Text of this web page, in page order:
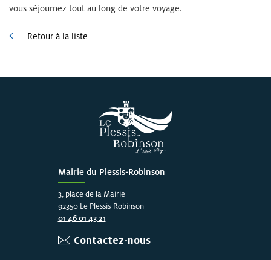
vous séjournez tout au long de votre voyage.
Retour à la liste
Retour à la liste
Mairie du Plessis-Robinson
3, place de la Mairie
92350 Le Plessis-Robinson
01 46 01 43 21
Contactez-nous